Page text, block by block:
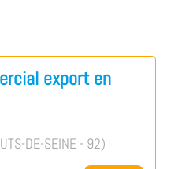
export en
DE-SEINE - 92)